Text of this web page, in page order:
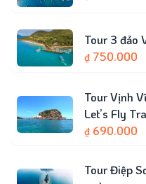
Tour 3 đảo
₫ 750.000
Tour Vịnh
Let’s Fly
₫ 690.000
Tour Điệp